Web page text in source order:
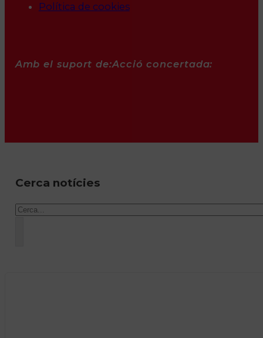
Política de cookies
Amb el suport de:Acció concertada:
Cerca notícies
Cercar